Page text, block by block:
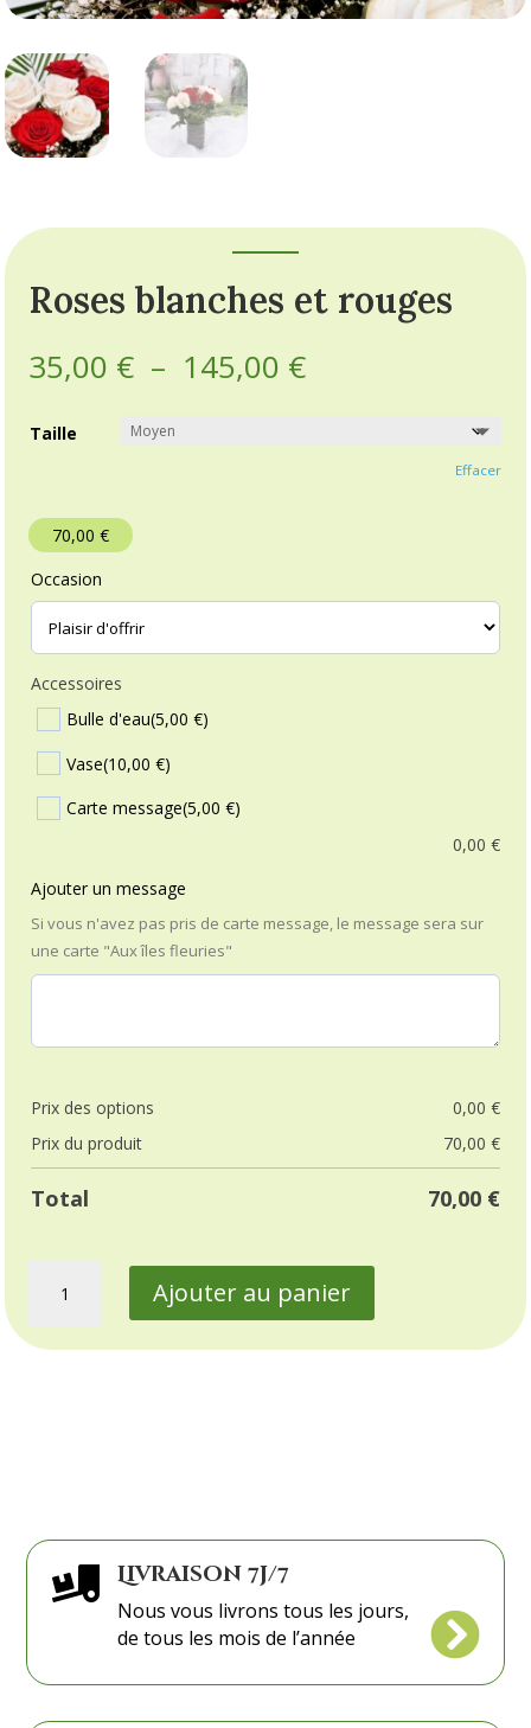
Roses blanches et rouges
35,00 € – 145,00 €Plage
de
prix :
35,00 €
Taille
Effacer
70,00€
Occasion
Accessoires
Bulle d'eau(5,00 €)
Vase(10,00 €)
Carte message(5,00 €)
0,00 €
Ajouter un message
Si vous n'avez pas pris de carte message, le message sera sur
une carte "Aux îles fleuries"
Prix ​​des options 0,00 €
Prix ​​du produit
70,00 €
Total 70,00 €
Roses
blanches
Ajouter au panier
 Livraison 7j/7
Nous vous livrons tous les jours,
de tous les mois de l’année
